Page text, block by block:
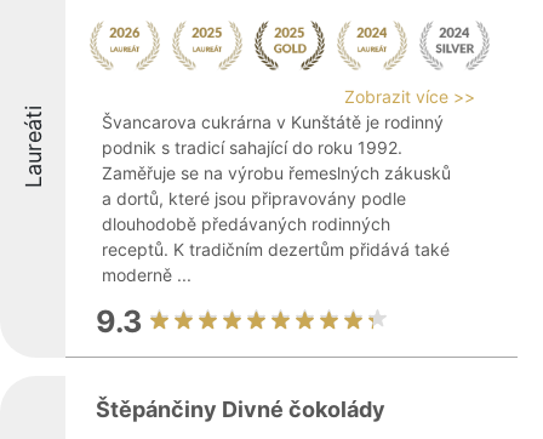
Laureáti
Zobrazit více >>
Švancarova cukrárna v Kunštátě je rodinný
podnik s tradicí sahající do roku 1992.
Zaměřuje se na výrobu řemeslných zákusků
a dortů, které jsou připravovány podle
dlouhodobě předávaných rodinných
receptů. K tradičním dezertům přidává také
moderně ...
9.3
Štěpánčiny Divné čokolády